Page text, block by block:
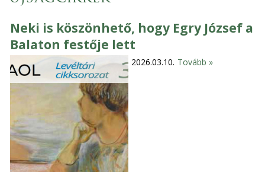
Neki is köszönhető, hogy Egry József a
Balaton festője lett
2026.03.10. Tovább »